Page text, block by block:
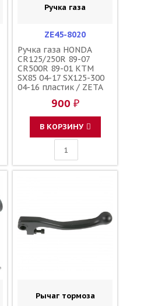
Ручка газа
ZE45-8020
Ручка газа HONDA
CR125/250R 89-07
CR500R 89-01 KTM
SX85 04-17 SX125-300
04-16 пластик / ZETA
680 53140-KZ4-J30
53140-KSR-710 53140-
KZ4-J31 51502010200
900 ₽
В КОРЗИНУ
Рычаг тормоза